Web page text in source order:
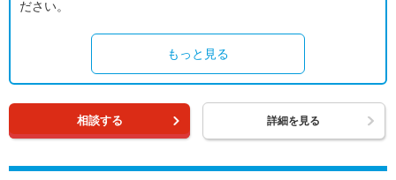
ださい。
もっと見る
相談する 詳細を見る